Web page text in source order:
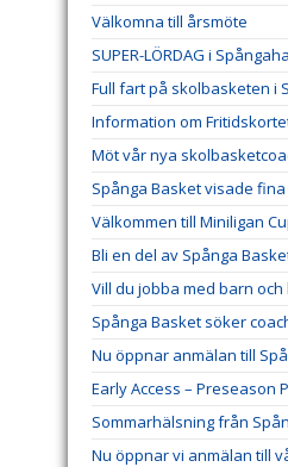
Välkomna till årsmöte
SUPER-LÖRDAG i
Full fart på skolbasketen i
Information om
Möt vår nya
Spånga Basket visade
Välkommen till Miniligan
Bli en del av Spånga
Vill du jobba med barn
Spånga Basket söker
Nu öppnar anmälan till
Early Access – Preseason
Sommarhälsning från
Nu öppnar vi anmälan till